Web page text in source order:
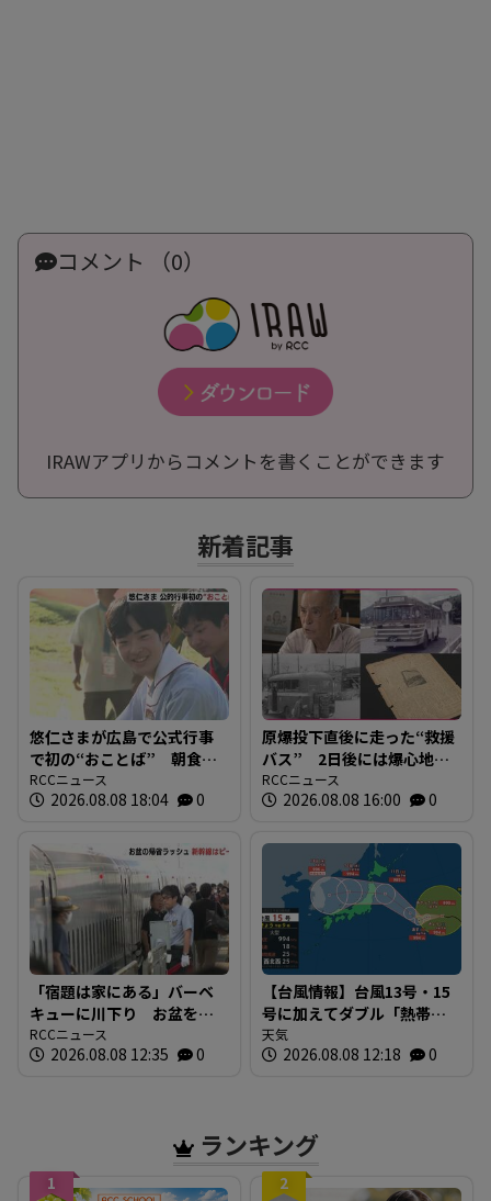
コメント （0）
IRAWアプリからコメントを書くことができます
新着記事
悠仁さまが広島で公式行事
で初の“おことば” 朝食作
りや丸太切りも 福山市で
は博物館を視察
RCCニュース
2026.08.08 18:04 0
原爆投下直後に走った“救援
バス” 2日後には爆心地至
近に路線バスも 戦時下か
ら復興まで支えた“バスの歴
RCCニュース
2026.08.08 16:00 0
「宿題は家にある」バーベ
キューに川下り お盆をふ
るさとで 帰省ラッシュピ
ークで新幹線の下りはほぼ
RCCニュース
2026.08.08 12:35 0
【台風情報】台風13号・15
号に加えてダブル「熱帯低
気圧」発生へ 15号はお盆
に日本直撃か ※18日まで
天気
2026.08.08 12:18 0
ランキング
1 2